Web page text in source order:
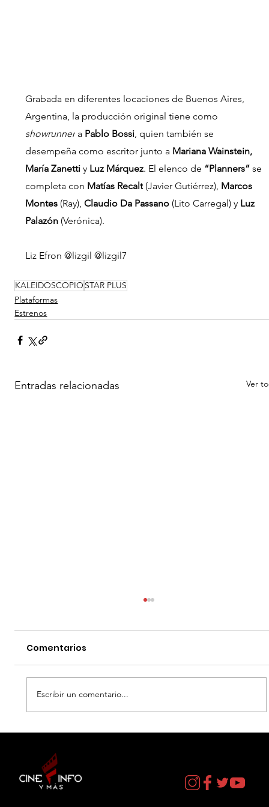
Grabada en diferentes locaciones de Buenos Aires,
Argentina, la producción original tiene como
showrunner a Pablo Bossi, quien también se
desempeña como escritor junto a Mariana Wainstein,
María Zanetti y Luz Márquez. El elenco de “Planners” se
completa con Matías Recalt (Javier Gutiérrez), Marcos
Montes (Ray), Claudio Da Passano (Lito Carregal) y Luz
Palazón (Verónica).
Liz Efron @lizgil @lizgil7
KALEIDOSCOPIO STAR PLUS
Plataformas
Estrenos
Entradas relacionadas Ver
CURIOSOS por LIZ GIL
Comentarios
Escribir un comentario...